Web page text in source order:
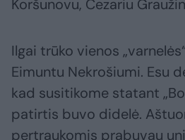
Koršunovu, Cezariu
Ilgai trūko vienos
Eimuntu Nekrošiumi. Esu
kad susitikome statant
patirtis buvo didelė.
pertraukomis prabuvau